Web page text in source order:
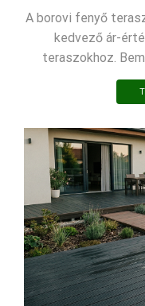
A borovi fenyő
kedvező ár-
teraszokhoz.